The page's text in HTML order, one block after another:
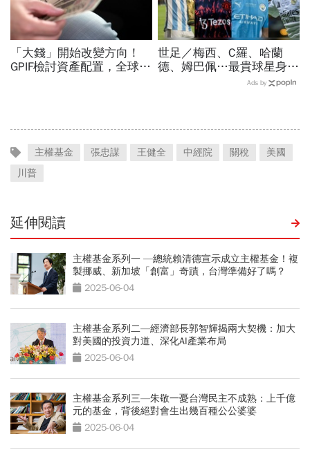
「大錢」開始改變方向！
GPIF檢討資產配置，全球資
世足／梅西、C羅、哈蘭
德、姆巴佩…最貴球星身價
73億！選手排行出爐，法
Ads by
主權基金 張忠謀 王健全 中經院 關稅
美國
川普
延伸閱讀
主權基金系列一 —總統賴清德宣示成立主權基金！複
製挪威、新加坡「創富」奇蹟，台灣準備好了嗎？
2025-06-04
主權基金系列二—經濟部長郭智輝揭兩大契機：加大
對美國的投資力道、深化AI產業布局
2025-06-04
主權基金系列三—朱敬一憂台灣民主不成熟：上千億
元的基金，背後絕對會生出幾百種公公婆婆
2025-06-04